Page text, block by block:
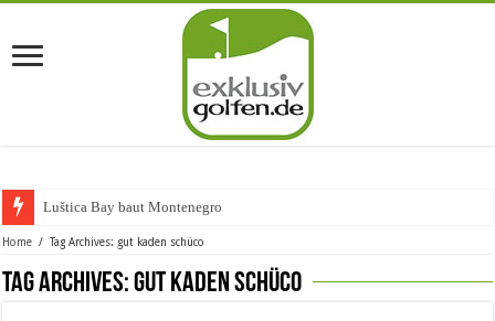
Luštica Bay baut Montenegros er
Home / Tag Archives: gut kaden schüco
Tag Archives:gut kaden schüco